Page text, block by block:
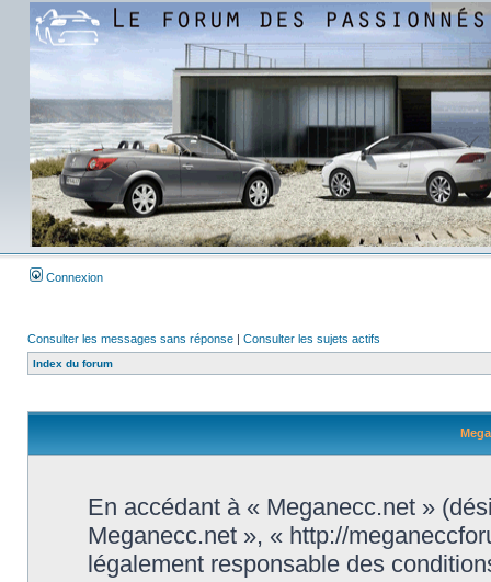
Connexion
Consulter les messages sans réponse | Consulter les sujets actifs
Index du forum
En accédant à « Meganecc.net »
Meganecc.net », « http://
légalement responsable des